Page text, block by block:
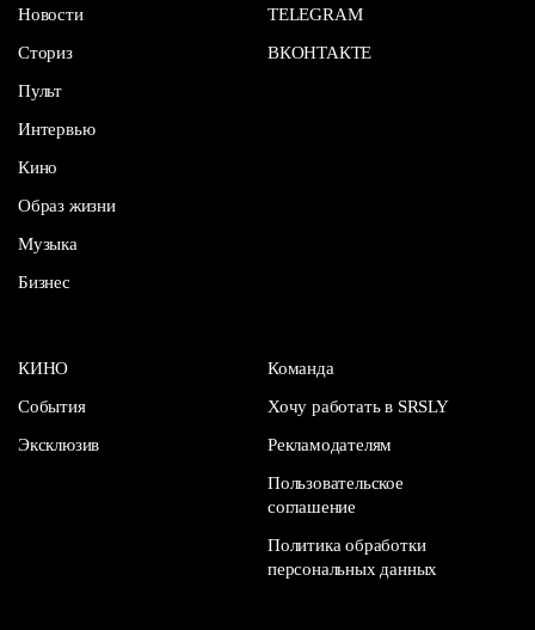
Новости
Сториз
Пульт
Интервью
Кино
Образ жизни
Музыка
Бизнес
TELEGRAM
ВКОНТАКТЕ
КИНО
События
Эксклюзив
Команда
Хочу работать в SRSLY
Рекламодателям
Пользовательское
соглашение
Политика обработки
персональных данных